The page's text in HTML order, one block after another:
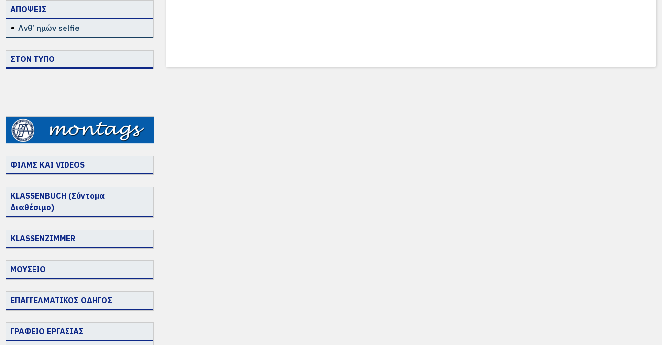
ΑΠΟΨΕΙΣ
Ανθ’ ημών selfie
ΣΤΟΝ ΤΥΠΟ
ΦΙΛΜΣ ΚΑΙ VIDEOS
KLASSENBUCH (Σύντομα
Διαθέσιμο)
KLASSENZIMMER
ΜΟΥΣΕΙΟ
ΕΠΑΓΓΕΛΜΑΤΙΚΟΣ ΟΔΗΓΟΣ
ΓΡΑΦΕΙΟ ΕΡΓΑΣΙΑΣ